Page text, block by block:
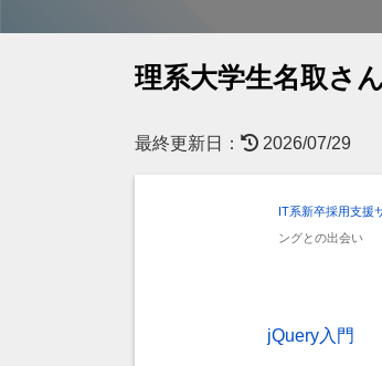
理系大学生名取さ
最終更新日： 2026/07/29
IT系新卒採用支援
ングとの出会い
jQuery入門